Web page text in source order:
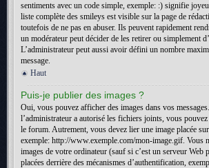
sentiments avec un code simple, exemple: :) signifie
liste complète des smileys est visible sur la page de
toutefois de ne pas en abuser. Ils peuvent rapidement
un modérateur peut décider de les retirer ou simplement
L’administrateur peut aussi avoir défini un nombre
message.
Haut
Puis-je publier des images ?
Oui, vous pouvez afficher des images dans vos
l’administrateur a autorisé les fichiers joints, vous
le forum. Autrement, vous devez lier une image placée
exemple: http://www.exemple.com/mon-image.gif. Vous
images de votre ordinateur (sauf si c’est un serveur Web
placées derrière des mécanismes d’authentification,